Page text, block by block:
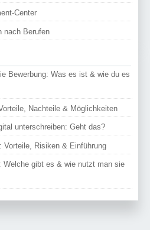
Center
nach Berufen
Bewerbung: Was es ist & wie du es
Nachteile & Möglichkeiten
unterschreiben: Geht das?
Vorteile, Risiken & Einführung
Welche gibt es & wie nutzt man sie